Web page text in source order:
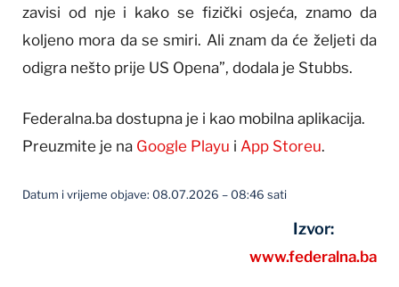
zavisi od nje i kako se fizički osjeća, znamo da
koljeno mora da se smiri. Ali znam da će željeti da
odigra nešto prije US Opena”, dodala je Stubbs.
Federalna.ba dostupna je i kao mobilna aplikacija.
Preuzmite je na Google Playu i App Storeu.
Datum i vrijeme objave: 08.07.2026 – 08:46 sati
Izvor:
www.federalna.ba